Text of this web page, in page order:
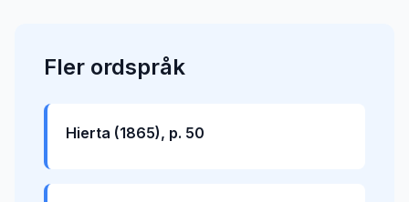
Fler ordspråk
Hierta (1865), p. 50